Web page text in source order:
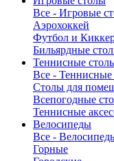
Все - Игровые
Аэрохоккей
Футбол и
Бильярдные
Теннисные
Все - Теннисные
Столы для
Всепогодные
Теннисные
Велосипеды
Все -
Горные